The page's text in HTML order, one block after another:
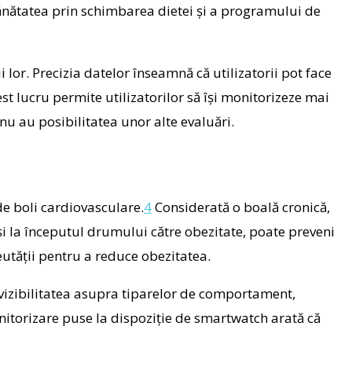
prin schimbarea dietei și a programului de
Precizia datelor înseamnă că utilizatorii pot face
lucru permite utilizatorilor să își monitorizeze mai
au posibilitatea unor alte evaluări.
boli cardiovasculare.4Considerată o boală cronică,
la începutul drumului către obezitate, poate preveni
pentru a reduce obezitatea.
asupra tiparelor de comportament,
puse la dispoziție de smartwatch arată că